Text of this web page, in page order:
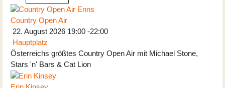
Country Open Air
22. August 2026 19:00 -22:00
Hauptplatz
Österreichs größtes Country Open Air mit Michael Stone,
Stars 'n' Bars & Cat Lion